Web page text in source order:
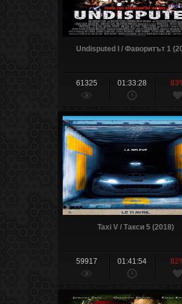
Undisputed I / Фаворитът 1
61325 01:33:28
Taxi V / Такси 5 (2018)
59917 01:41:54